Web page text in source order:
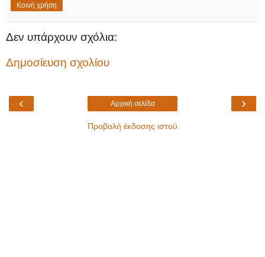
Κοινή χρήση
Δεν υπάρχουν σχόλια:
Δημοσίευση σχολίου
‹ ›
Αρχική σελίδα
Προβολή έκδοσης ιστού